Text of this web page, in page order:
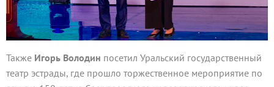
Также Игорь Володин посетил Уральский государственный
театр эстрады, где прошло торжественное мероприятие по